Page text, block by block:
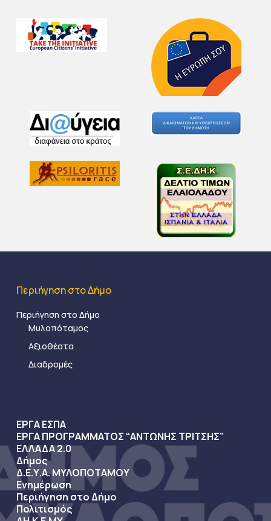
Περιήγηση στο Δήμο
Περιήγηση στο Δήμο
Μυλοπόταμος
Αξιοθέατα
Διαδρομές
ΕΡΓΑ ΕΣΠΑ
ΕΡΓΑ ΠΡΟΓΡΑΜΜΑΤΟΣ “ΑΝΤΩΝΗΣ ΤΡΙΤΣΗΣ”
ΕΛΛΑΔΑ 2.0
Δήμος
Δ.Ε.Υ.Α. ΜΥΛΟΠΟΤΑΜΟΥ
Ενημέρωση
Περιήγηση στο Δήμο
Πολιτισμός